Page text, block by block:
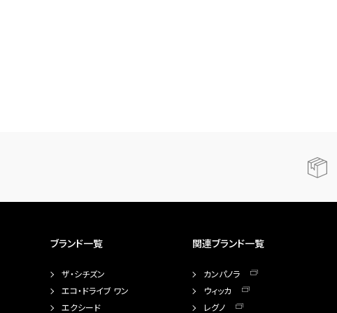
ブランド一覧
ザ・シチズン
エコ・ドライブ ワン
エクシード
関連ブランド一覧
カンパノラ
ウィッカ
レグノ